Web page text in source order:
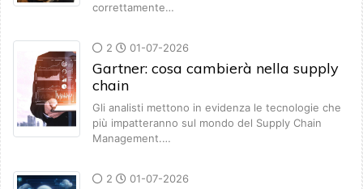
correttamente…
2 01-07-2026
Gartner: cosa cambierà nella supply
chain
Gli analisti mettono in evidenza le tecnologie che
più impatteranno sul mondo del Supply Chain
Management.…
2 01-07-2026